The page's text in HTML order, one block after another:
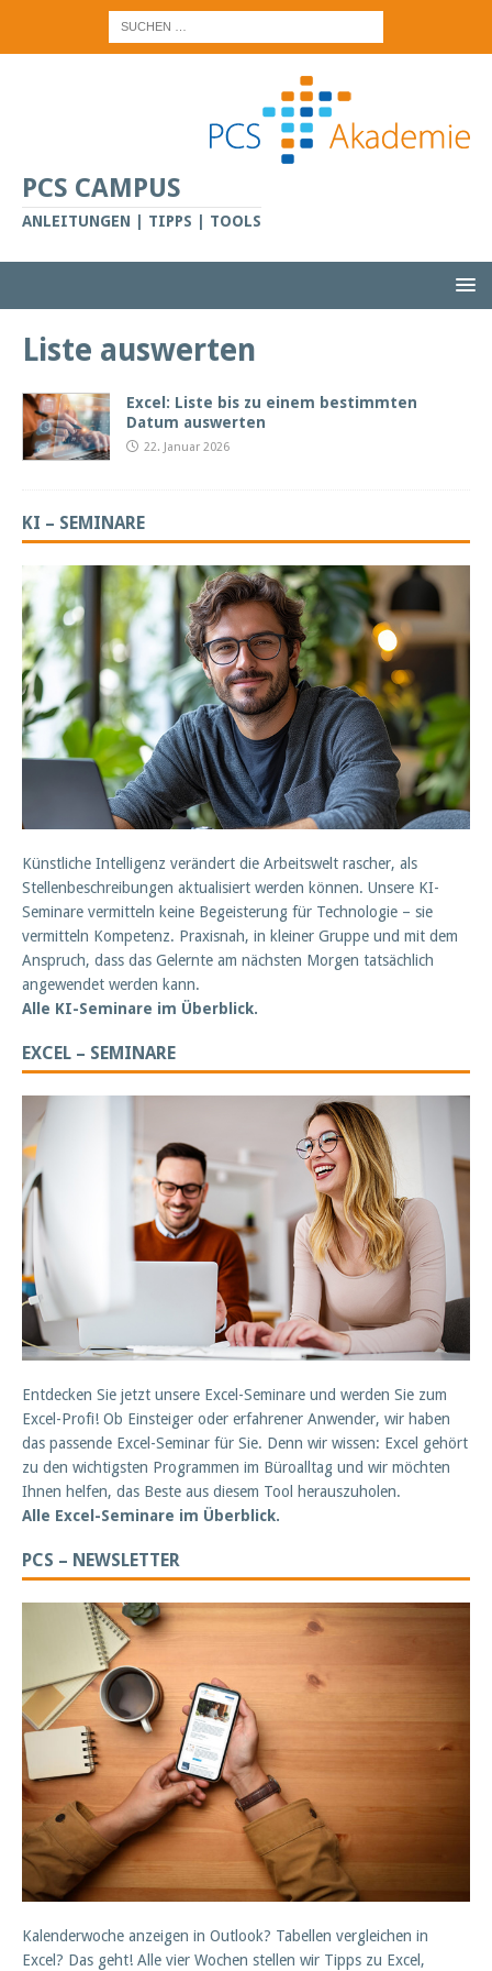
PCS CAMPUS
ANLEITUNGEN | TIPPS | TOOLS
Liste auswerten
Excel: Liste bis zu einem bestimmten
Datum auswerten
22. Januar 2026
KI – SEMINARE
Künstliche Intelligenz verändert die Arbeitswelt rascher, als
Stellenbeschreibungen aktualisiert werden können. Unsere KI-
Seminare vermitteln keine Begeisterung für Technologie – sie
vermitteln Kompetenz. Praxisnah, in kleiner Gruppe und mit dem
Anspruch, dass das Gelernte am nächsten Morgen tatsächlich
angewendet werden kann.
Alle KI-Seminare im Überblick.
EXCEL – SEMINARE
Entdecken Sie jetzt unsere Excel-Seminare und werden Sie zum
Excel-Profi! Ob Einsteiger oder erfahrener Anwender, wir haben
das passende Excel-Seminar für Sie. Denn wir wissen: Excel gehört
zu den wichtigsten Programmen im Büroalltag und wir möchten
Ihnen helfen, das Beste aus diesem Tool herauszuholen.
Alle Excel-Seminare im Überblick.
PCS – NEWSLETTER
Kalenderwoche anzeigen in Outlook? Tabellen vergleichen in
Excel? Das geht! Alle vier Wochen stellen wir Tipps zu Excel,